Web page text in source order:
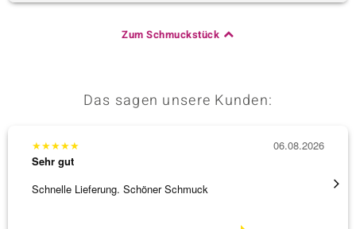
Zum Schmuckstück
Das sagen unsere Kunden:
★★★★★
Sehr gut
Schnelle Lieferung. Schöner Schmuck
06.08.2026
Top